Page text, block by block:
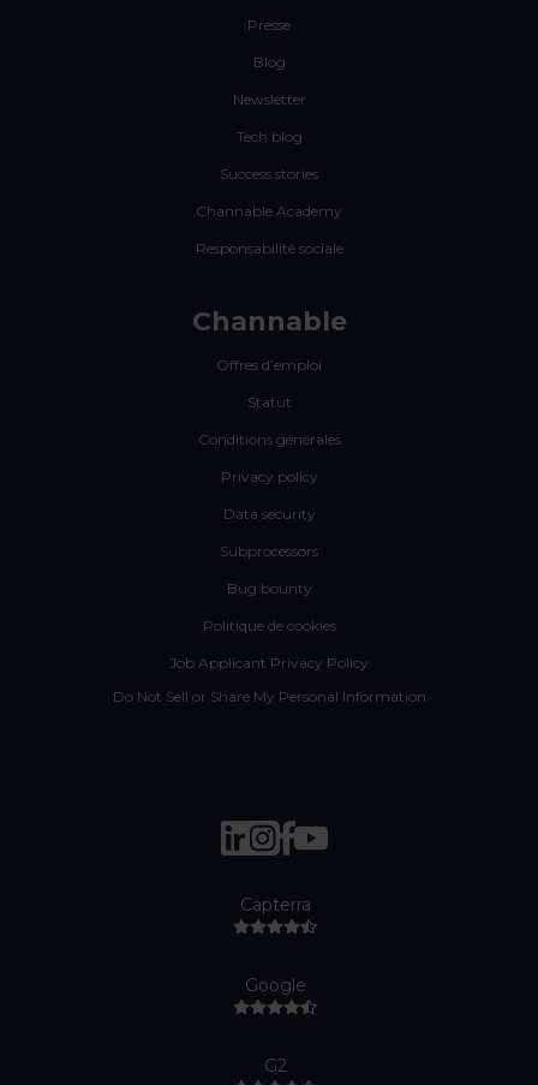
Presse
Blog
Newsletter
Tech blog
Success stories
Channable Academy
Responsabilité sociale
Channable
Offres d’emploi
Statut
Conditions générales
Privacy policy
Data security
Subprocessors
Bug bounty
Politique de cookies
Job Applicant Privacy Policy
Do Not Sell or Share My Personal Information
Capterra
Google
G2